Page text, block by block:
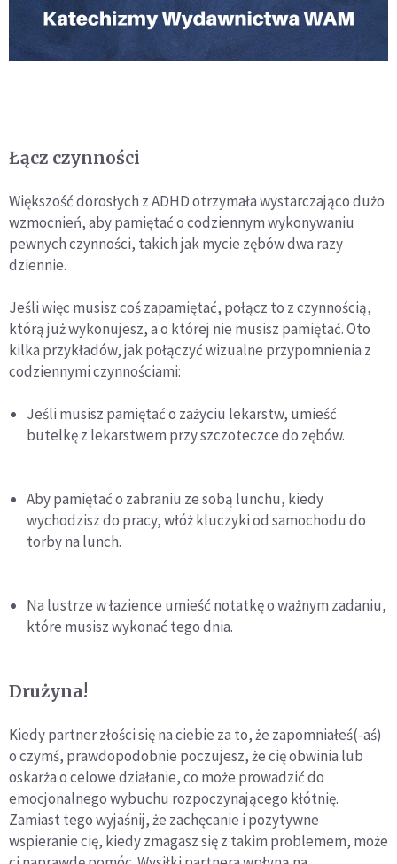
Łącz czynności
Większość dorosłych z ADHD otrzymała wystarczająco dużo
wzmocnień, aby pamiętać o codziennym wykonywaniu
pewnych czynności, takich jak mycie zębów dwa razy
dziennie.
Jeśli więc musisz coś zapamiętać, połącz to z czynnością,
którą już wykonujesz, a o której nie musisz pamiętać. Oto
kilka przykładów, jak połączyć wizualne przypomnienia z
codziennymi czynnościami:
Jeśli musisz pamiętać o zażyciu lekarstw, umieść
butelkę z lekarstwem przy szczoteczce do zębów.
Aby pamiętać o zabraniu ze sobą lunchu, kiedy
wychodzisz do pracy, włóż kluczyki od samochodu do
torby na lunch.
Na lustrze w łazience umieść notatkę o ważnym zadaniu,
które musisz wykonać tego dnia.
Drużyna!
Kiedy partner złości się na ciebie za to, że zapomniałeś(-aś)
o czymś, prawdopodobnie poczujesz, że cię obwinia lub
oskarża o celowe działanie, co może prowadzić do
emocjonalnego wybuchu rozpoczynającego kłótnię.
Zamiast tego wyjaśnij, że zachęcanie i pozytywne
wspieranie cię, kiedy zmagasz się z takim problemem, może